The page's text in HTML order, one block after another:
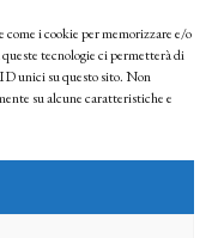
i cookie per memorizzare e/o
tecnologie ci permetterà di
unici su questo sito. Non
su alcune caratteristiche e
saranno trattate
Matteucci